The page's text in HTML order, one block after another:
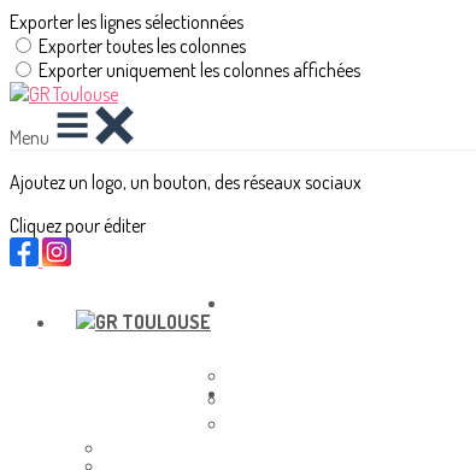
Exporter les lignes sélectionnées
Exporter toutes les colonnes
Exporter uniquement les colonnes affichées
Menu
Ajoutez un logo, un bouton, des réseaux sociaux
Cliquez pour éditer